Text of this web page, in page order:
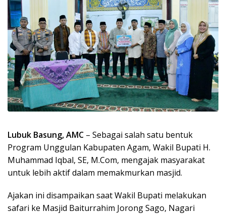
Lubuk Basung, AMC – Sebagai salah satu bentuk
Program Unggulan Kabupaten Agam, Wakil Bupati H.
Muhammad Iqbal, SE, M.Com, mengajak masyarakat
untuk lebih aktif dalam memakmurkan masjid.
Ajakan ini disampaikan saat Wakil Bupati melakukan
safari ke Masjid Baiturrahim Jorong Sago, Nagari